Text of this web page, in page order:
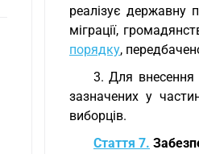
реалізує державну
міграції,
порядку,
3. Для внесення
зазначених у
виборців.
Стаття 7.